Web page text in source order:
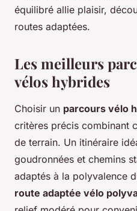
équilibré allie plaisir,
routes adaptées.
Les meilleurs
vélos hybrides
Choisir un parcours vélo
critères précis combinant
de terrain. Un itinéraire
goudronnées et chemins
adaptés à la polyvalence
route adaptée vélo